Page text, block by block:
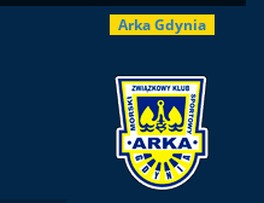
Arka Gdynia